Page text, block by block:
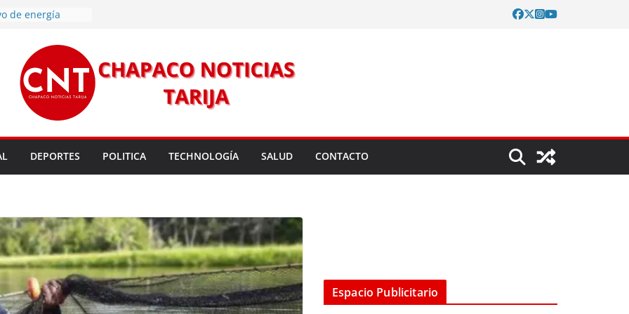
de energía
este
nuevo
legales para
para un nuevo
entrega robots
fortalecer la
DEPORTES POLITICA TECHNOLOGÍA SALUD CONTACTO
Espacio Publicitario